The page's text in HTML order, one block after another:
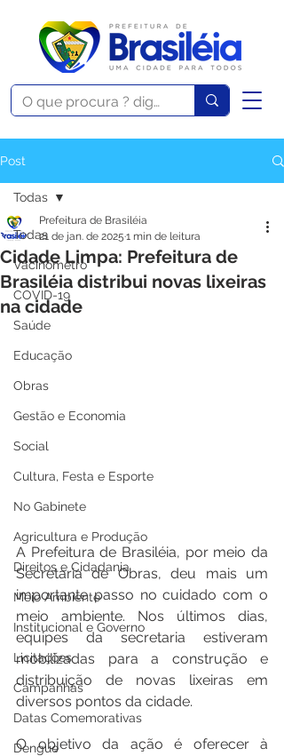
Post
Todas
Vacinômetro
COVID-19
Saúde
Educação
Obras
Gestão e Economia
Social
Cultura, Festa e Esporte
No Gabinete
Agricultura e Produção
Direitos e Cidadania
Meio Ambiente
Institucional e Governo
Licitações
Campanhas
Datas Comemorativas
Dengue
Todas
Cidade Limpa: Prefeitura de
Brasiléia distribui novas lixeiras
na cidade
Prefeitura de Brasiléia
21 de jan. de 2025 1 min de leitura
A Prefeitura de Brasiléia, por meio da
Secretaria de Obras, deu mais um
importante passo no cuidado com o
meio ambiente. Nos últimos dias,
equipes da secretaria estiveram
mobilizadas para a construção e
distribuição de novas lixeiras em
diversos pontos da cidade.
O objetivo da ação é oferecer à